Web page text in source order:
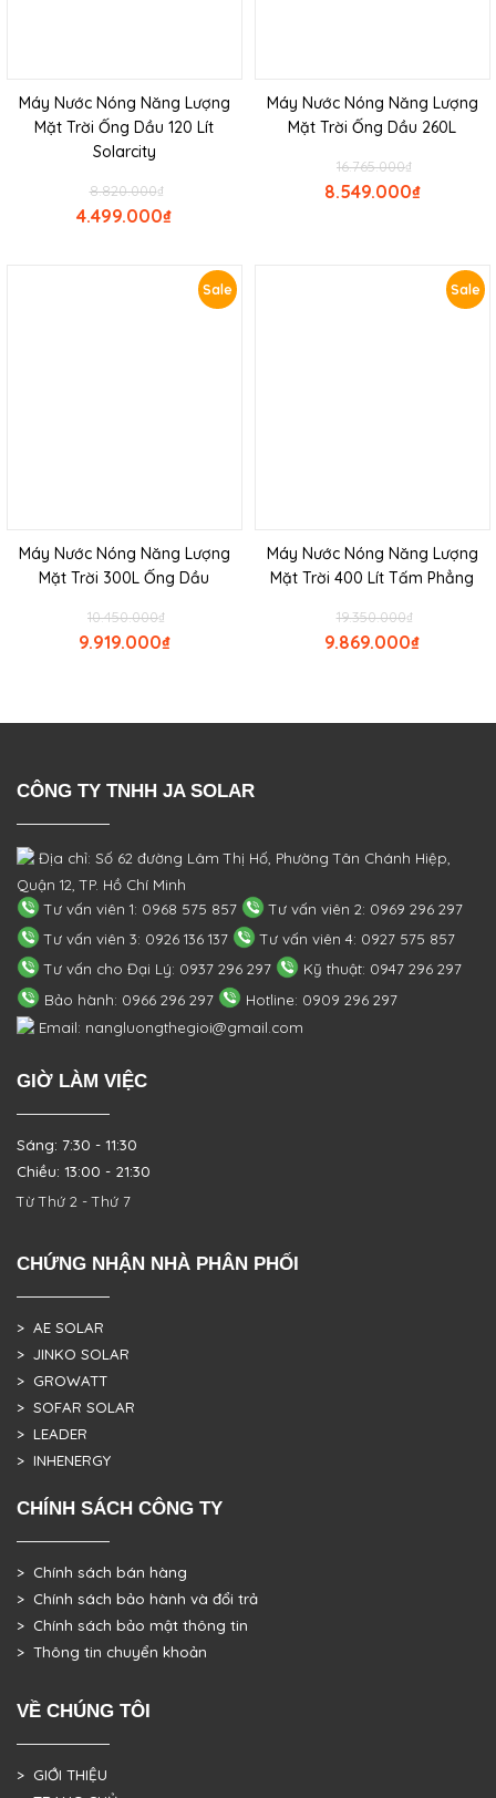
Máy Nước Nóng Năng Lượng
Mặt Trời Ống Dầu 120 Lít
Solarcity
₫
8.820.000
₫
4.499.000
Máy Nước Nóng Năng Lượng
Mặt Trời Ống Dầu 260L
₫
16.765.000
₫
8.549.000
Sale
Máy Nước Nóng Năng Lượng
Mặt Trời 300L Ống Dầu
₫
10.450.000
₫
9.919.000
Sale
Máy Nước Nóng Năng Lượng
Mặt Trời 400 Lít Tấm Phẳng
₫
19.350.000
₫
9.869.000
CÔNG TY TNHH JA SOLAR
Địa chỉ: Số 62 đường Lâm Thị Hố, PhườngTân Chánh Hiệp,
Quận 12, TP. Hồ Chí Minh
Tư vấn viên 1: 0968 575 857
Tư vấn viên 2: 0969 296 297
Tư vấn viên 3: 0926 136 137
Tư vấn viên 4: 0927 575 857
Tư vấn cho Đại Lý: 0937 296 297
Kỹ thuật: 0947 296 297
Bảo hành: 0966 296 297
Hotline: 0909 296 297
Email: nangluongthegioi@gmail.com
GIỜ LÀM VIỆC
Sáng: 7:30 - 11:30
Chiều: 13:00 - 21:30
Từ Thứ 2 - Thứ 7
CHỨNG NHẬN NHÀ PHÂN PHỐI
> AE SOLAR
> JINKO SOLAR
> GROWATT
> SOFAR SOLAR
> LEADER
> INHENERGY
CHÍNH SÁCH CÔNG TY
> Chính sách bán hàng
> Chính sách bảo hành và đổi trả
> Chính sách bảo mật thông tin
> Thông tin chuyển khoản
VỀ CHÚNG TÔI
> GIỚI THIỆU